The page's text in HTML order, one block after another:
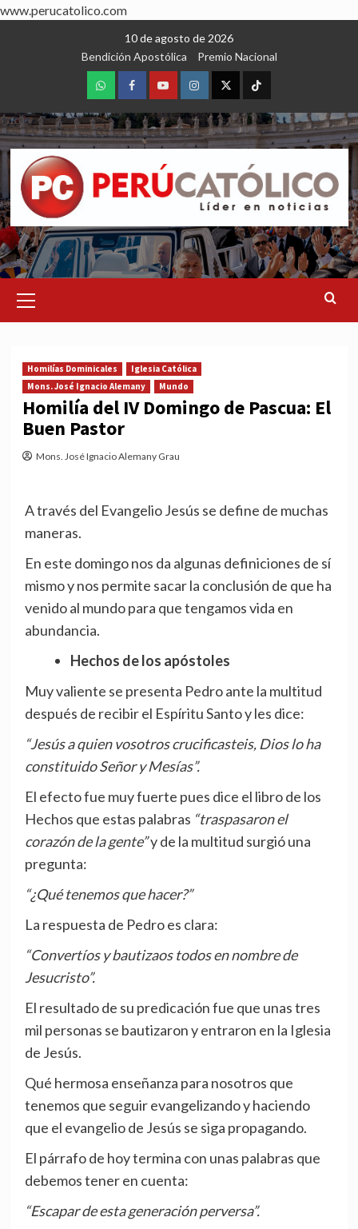
www.perucatolico.com
10 de agosto de 2026
Bendición Apostólica
Premio Nacional
WhatsAppFacebookYoutubeInstagram
X TikTok
Menu
Homilías Dominicales
Iglesia Católica
Mons. José Ignacio Alemany
Mundo
Homilía del IV Domingo de Pascua: El
Buen Pastor
Mons. José Ignacio Alemany Grau
A través del Evangelio Jesús se define de muchas
maneras.
En este domingo nos da algunas definiciones de sí
mismo y nos permite sacar la conclusión de que ha
venido al mundo para que tengamos vida en
abundancia.
Hechos de los apóstoles
Muy valiente se presenta Pedro ante la multitud
después de recibir el Espíritu Santo y les dice:
“Jesús a quien vosotros crucificasteis, Dios lo ha
constituido Señor y Mesías”.
El efecto fue muy fuerte pues dice el libro de los
Hechos que estas palabras “traspasaron el
corazón de la gente”y de la multitud surgió una
pregunta:
“¿Qué tenemos que hacer?”
La respuesta de Pedro es clara:
“Convertíos y bautizaos todos en nombre de
Jesucristo”.
El resultado de su predicación fue que unas tres
mil personas se bautizaron y entraron en la Iglesia
de Jesús.
Qué hermosa enseñanza para nosotros que
tenemos que seguir evangelizando y haciendo
que el evangelio de Jesús se siga propagando.
El párrafo de hoy termina con unas palabras que
debemos tener en cuenta:
“Escapar de esta generación perversa”.